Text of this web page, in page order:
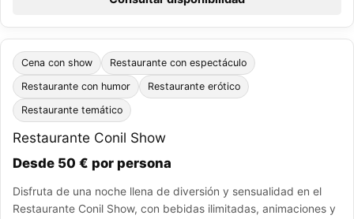
Cena con show Restaurante con espectáculo
Restaurante con humor Restaurante erótico
Restaurante temático
Restaurante Conil Show
Desde 50 € por persona
Disfruta de una noche llena de diversión y sensualidad en el
Restaurante Conil Show, con bebidas ilimitadas, animaciones y